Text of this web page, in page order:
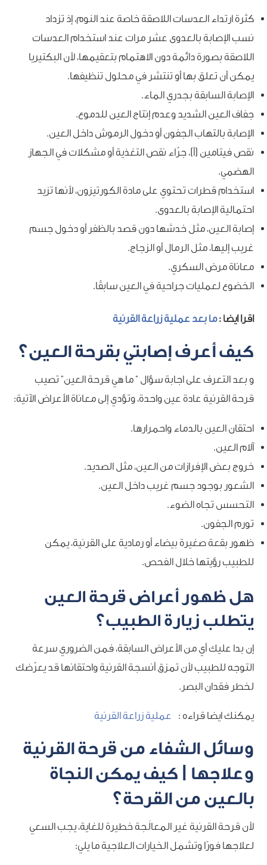
كثرة ارتداء العدسات اللاصقة خاصة عند النوم، إذ تزداد
نسب الإصابة بالعدوى عشر مرات عند استخدام العدسات
اللاصقة بصورة دائمة دون الاهتمام بتعقيمها، لأن البكتيريا
يمكن أن تعلق بها أو تنتشر في محلول تنظيفها.
الإصابة السابقة بجدري الماء.
جفاف العين الشديد وعدم إنتاج العين للدموع.
الإصابة بالتهاب الجفون أو دخول الرموش داخل العين.
نقص فيتامين (أ)، جرّاء نقص التغذية أو مشكلات في الجهاز
الهضمي.
استخدام قطرات تحتوي على مادة الكورتيزون، لأنها تزيد
احتمالية الإصابة بالعدوى.
إصابة العين، مثل خدشها دون قصد بالظفر أو دخول جسم
غريب إليها، مثل الرمال أو الزجاج.
معاناة مرض السكري.
الخضوع لعمليات جراحية في العين سابقًا.
اقرا ايضا :ما بعد عملية زراعة القرنية
كيف أعرف إصابتي بقرحة العين؟
و بعد التعرف على اجابة سؤال ” ما هي قرحة العين” تصيب
قرحة القرنية عادة عين واحدة، وتؤدي إلى معاناة الأعراض الآتية:
احتقان العين بالدماء واحمرارها.
آلام العين.
خروج بعض الإفرازات من العين، مثل الصديد.
الشعور بوجود جسم غريب داخل العين.
التحسس تجاه الضوء.
تورم الجفون.
ظهور بقعة صغيرة بيضاء أو رمادية على القرنية، يمكن
للطبيب رؤيتها خلال الفحص.
هل ظهور أعراض قرحة العين
يتطلب زيارة الطبيب؟
إن بدا عليك أي من الأعراض السابقة، فمن الضروري سرعة
التوجه للطبيب لأن تمزق أنسجة القرنية واحتقانها قد يعرّضك
لخطر فقدان البصر.
يمكنك ايضا قراءه : عملية زراعة القرنية
وسائل الشفاء من قرحة القرنية
وعلاجها | كيف يمكن النجاة
بالعين من القرحة؟
لأن قرحة القرنية غير المعالَجة خطيرة للغاية، يجب السعي
لعلاجها فورًا وتشمل الخيارات العلاجية ما يلي: